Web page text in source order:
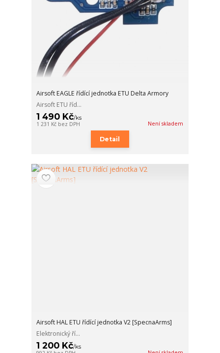
Airsoft EAGLE řídící jednotka ETU Delta Armory
Airsoft ETU říd...
1 490 Kč/ks
1 231 Kč bez DPH Není skladem
Detail
Airsoft HAL ETU řídící jednotka V2 [SpecnaArms]
Elektronický ří...
1 200 Kč/ks